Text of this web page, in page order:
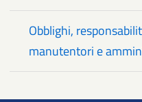
Obblighi,
manutentori e